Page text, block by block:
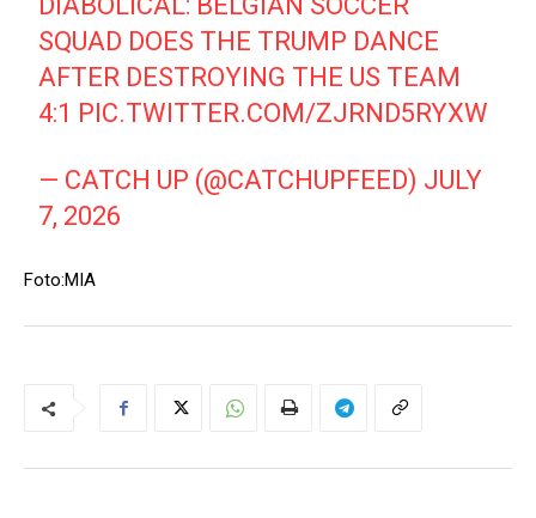
SQUAD DOES THE TRUMP DANCE
AFTER DESTROYING THE US TEAM
4:1 PIC.TWITTER.COM/ZJRND5RYXW
— CATCH UP (@CATCHUPFEED) JULY
7, 2026
Foto:MIA